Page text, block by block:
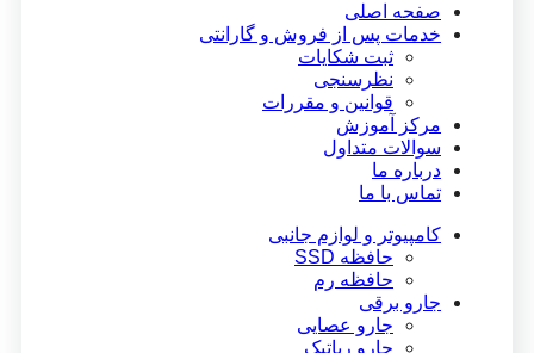
صفحه اصلی
خدمات پس از فروش و گارانتی
ثبت شکایات
نظرسنجی
قوانین و مقررات
مرکز آموزش
سوالات متداول
درباره ما
تماس با ما
کامپیوتر و لوازم جانبی
حافظه SSD
حافظه رم
جارو برقی
جارو عصایی
جارو رباتیک